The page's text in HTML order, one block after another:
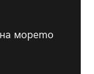
морето